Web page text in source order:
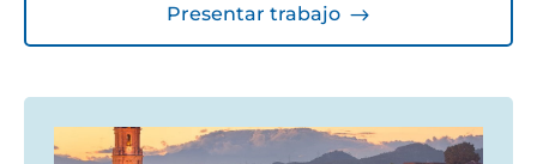
Presentar trabajo